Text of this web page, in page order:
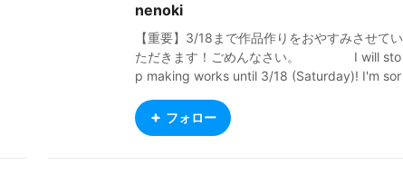
nenoki
【重要】3/18まで作品作りをおやすみさせてい
ただきます！ごめんなさい。 I will sto
p making works until 3/18 (Saturday)! I'm sor
ube.com/watch?v=m3fhyiO1Wsw 私のキャラ
クターを使用してゲームを作っています。 ゲ
フォロー